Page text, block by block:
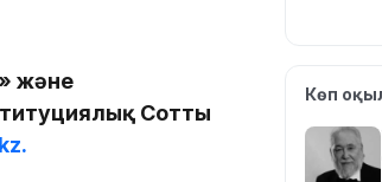
және
Соттың
18:45
Көп